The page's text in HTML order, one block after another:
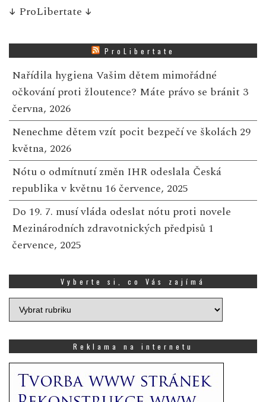
↓ ProLibertate ↓
ProLibertate
Nařídila hygiena Vašim dětem mimořádné
očkování proti žloutence? Máte právo se bránit 3
června, 2026
Nenechme dětem vzít pocit bezpečí ve školách 29
května, 2026
Nótu o odmítnutí změn IHR odeslala Česká
republika v květnu 16 července, 2025
Do 19. 7. musí vláda odeslat nótu proti novele
Mezinárodních zdravotnických předpisů 1
července, 2025
Vyberte si, co Vás zajímá
Vyberte
si,
zajímá
Reklama na internetu